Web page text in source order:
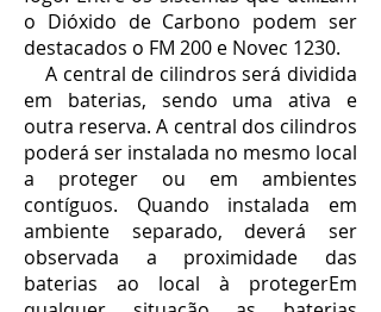
o Dióxido de Carbono podem ser
destacados o FM 200 e Novec 1230.
A central de cilindros será dividida
em baterias, sendo uma ativa e
outra reserva. A central dos cilindros
poderá ser instalada no mesmo local
a proteger ou em ambientes
contíguos. Quando instalada em
ambiente separado, deverá ser
observada a proximidade das
baterias ao local à protegerEm